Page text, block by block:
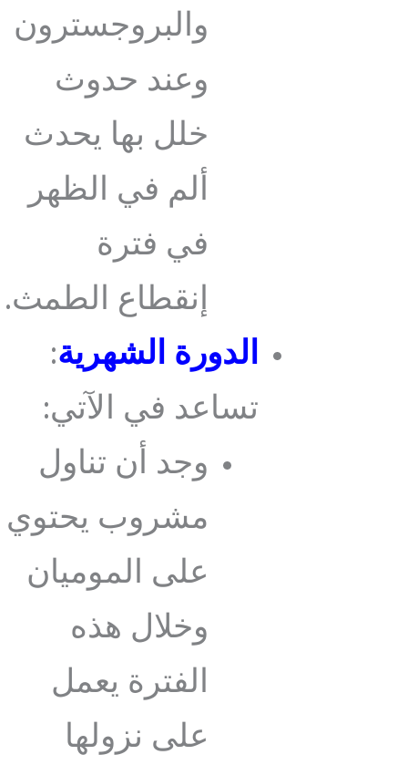
والبروجسترون
وعند حدوث
خلل بها يحدث
ألم في الظهر
في فترة
إنقطاع الطمث.
الدورة الشهرية:
تساعد في الآتي:
وجد أن تناول
مشروب يحتوي
على الموميان
وخلال هذه
الفترة يعمل
على نزولها